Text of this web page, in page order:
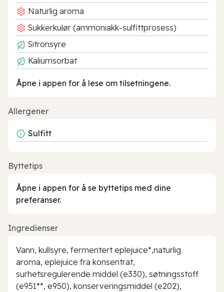
Naturlig aroma
Sukkerkulør (ammoniakk-sulfittprosess)
Sitronsyre
Kaliumsorbat
Åpne i appen for å lese om tilsetningene.
Allergener
Sulfitt
Byttetips
Åpne i appen for å se byttetips med dine
preferanser.
Ingredienser
Vann, kullsyre, fermentert eplejuice*,naturlig
aroma, eplejuice fra konsentrat,
surhetsregulerende middel (e330), søtningsstoff
(e951**, e950), konserveringsmiddel (e202),